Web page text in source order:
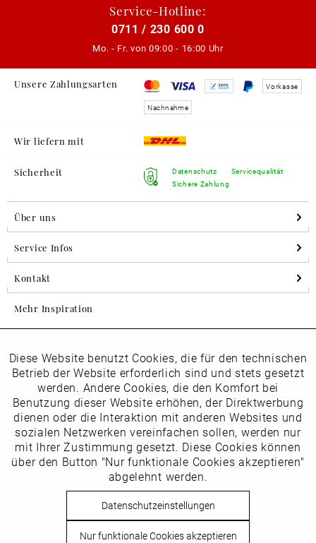
Service-Hotline:
0711 / 230 600 0
Mo. - Fr. von 09:00 - 16:00 Uhr
Unsere Zahlungsarten Vorkasse
Nachnahme
Wir liefern mit
Sicherheit
Datenschutz
Sichere Zahlung
Servicequalität
Über uns
Service Infos
Kontakt
Mehr Inspiration
Folgen Sie uns auf Instagram
horsch_schuhe
Newsletter
Datenschutzbestimmungenhabe ich zur Kenntnis
vom Newsletter abmelden.
Funktionale Aktiv
Marketing Inaktiv
Tracking Inaktiv
Inaktiv
Diese Website benutzt Cookies, die für den technischen
Betrieb der Website erforderlich sind und stets gesetzt
werden. Andere Cookies, die den Komfort bei
Benutzung dieser Website erhöhen, der Direktwerbung
dienen oder die Interaktion mit anderen Websites und
sozialen Netzwerken vereinfachen sollen, werden nur
mit Ihrer Zustimmung gesetzt. Diese Cookies können
über den Button "Nur funktionale Cookies akzeptieren"
abgelehnt werden.
Datenschutzeinstellungen
Nur funktionale Cookies akzeptieren